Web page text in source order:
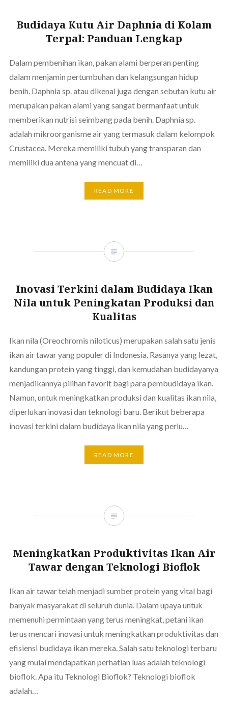
Budidaya Kutu Air Daphnia di Kolam
Terpal: Panduan Lengkap
Dalam pembenihan ikan, pakan alami berperan penting
dalam menjamin pertumbuhan dan kelangsungan hidup
benih. Daphnia sp. atau dikenal juga dengan sebutan kutu air
merupakan pakan alami yang sangat bermanfaat untuk
memberikan nutrisi seimbang pada benih. Daphnia sp.
adalah mikroorganisme air yang termasuk dalam kelompok
Crustacea. Mereka memiliki tubuh yang transparan dan
memiliki dua antena yang mencuat di…
READ MORE
Inovasi Terkini dalam Budidaya Ikan
Nila untuk Peningkatan Produksi dan
Kualitas
Ikan nila (Oreochromis niloticus) merupakan salah satu jenis
ikan air tawar yang populer di Indonesia. Rasanya yang lezat,
kandungan protein yang tinggi, dan kemudahan budidayanya
menjadikannya pilihan favorit bagi para pembudidaya ikan.
Namun, untuk meningkatkan produksi dan kualitas ikan nila,
diperlukan inovasi dan teknologi baru. Berikut beberapa
inovasi terkini dalam budidaya ikan nila yang perlu…
READ MORE
Meningkatkan Produktivitas Ikan Air
Tawar dengan Teknologi Bioflok
Ikan air tawar telah menjadi sumber protein yang vital bagi
banyak masyarakat di seluruh dunia. Dalam upaya untuk
memenuhi permintaan yang terus meningkat, petani ikan
terus mencari inovasi untuk meningkatkan produktivitas dan
efisiensi budidaya ikan mereka. Salah satu teknologi terbaru
yang mulai mendapatkan perhatian luas adalah teknologi
bioflok. Apa itu Teknologi Bioflok? Teknologi bioflok
adalah…